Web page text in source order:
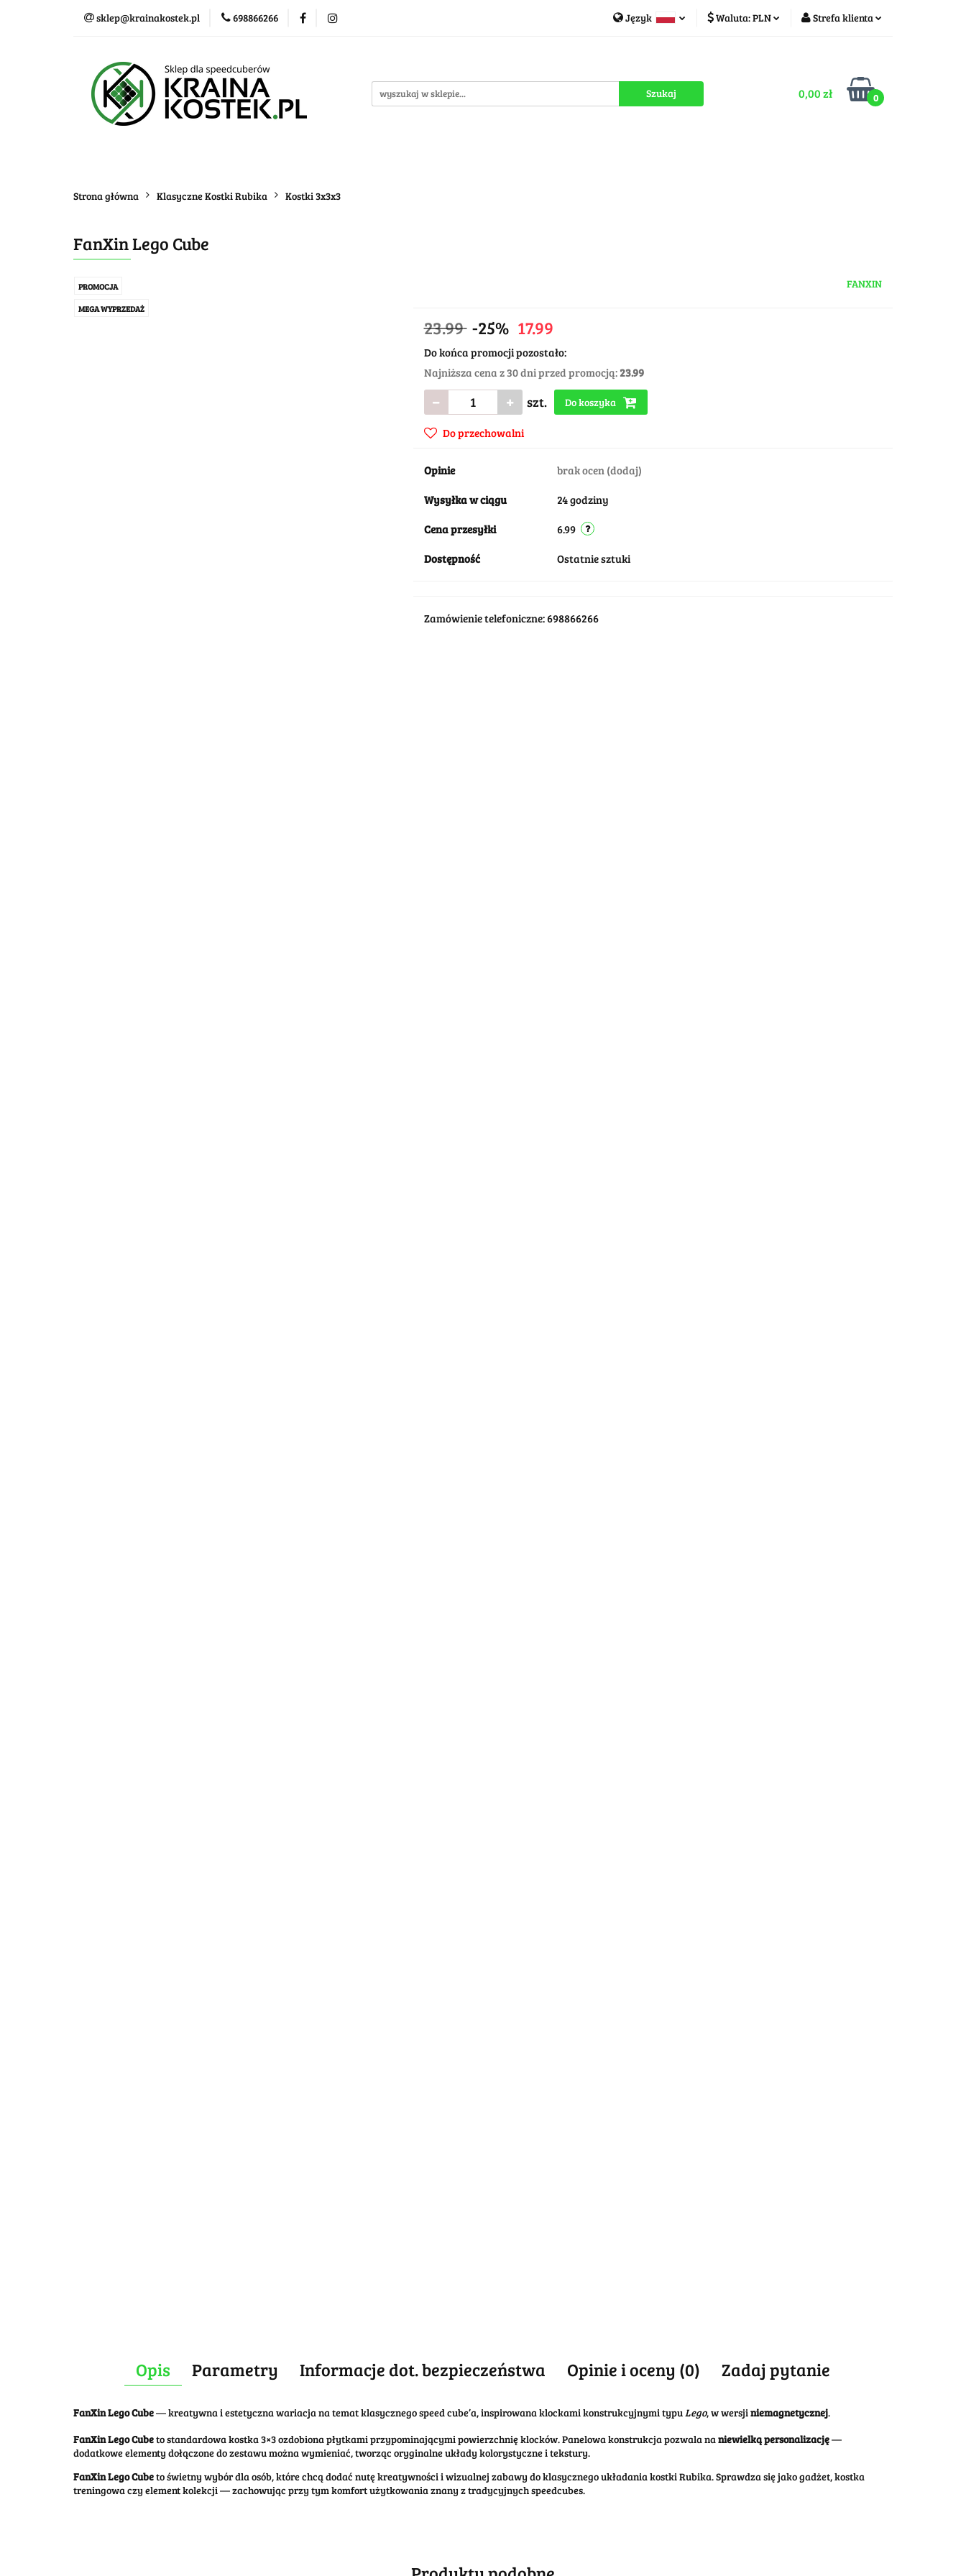
sklep@krainakostek.pl 698866266 Język
Czech
Waluta:PLN Strefa klienta
Zarejestruj się
Dodaj zgłoszenie
0,00 zł 0
Klasyczne kostki Producenci
Nowości
Strona główna Klasyczne Kostki Rubika Kostki 3x3x3
FanXin Lego Cube
PROMOCJA
MEGA WYPRZEDAŻ
FANXIN
23.99 -25% 17.99
Do końca promocji pozostało:
Najniższa cena z 30 dni przed promocją: 23.99
szt. Do koszyka
Do przechowalni
Opinie brak ocen (dodaj)
Wysyłka w ciągu 24 godziny
Cena przesyłki 6.99
Dostępność Ostatnie sztuki
Zamówienie telefoniczne: 698866266
Opis Parametry Informacje dot. bezpieczeństwa Opinie i oceny (0) Zadaj pytanie
FanXin Lego Cube— kreatywna i estetyczna wariacja na temat klasycznego speed cube’a, inspirowana klockami konstrukcyjnymi typuLego, w wersjiniemagnetycznej.
FanXin Lego Cubeto standardowa kostka 3×3 ozdobiona płytkami przypominającymi powierzchnię klocków. Panelowa konstrukcja pozwala naniewielką personalizację—
dodatkowe elementy dołączone do zestawu można wymieniać, tworząc oryginalne układy kolorystyczne i tekstury.
FanXin Lego Cubeto świetny wybór dla osób, które chcą dodać nutę kreatywności i wizualnej zabawy do klasycznego układania kostki Rubika. Sprawdza się jako gadżet, kostka
treningowa czy element kolekcji — zachowując przy tym komfort użytkowania znany z tradycyjnych speedcubes.